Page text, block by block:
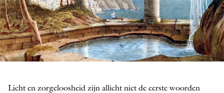
AQUAREL DOOR FELIX MENDELSSOHN, 1831
Licht en zorgeloosheid zijn allicht niet de eerste woorden